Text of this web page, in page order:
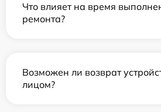
Что влияет на время
ремонта?
Возможен ли возврат
лицом?